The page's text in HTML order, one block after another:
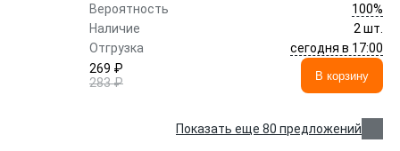
Вероятность
100%
Наличие
2 шт.
Отгрузка
сегодня в 17:00
269 ₽
283 ₽
В корзину
Показать еще 80 предложений